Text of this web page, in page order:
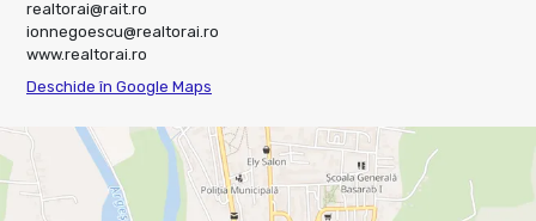
realtorai@rait.ro
ionnegoescu@realtorai.ro
www.realtorai.ro
Deschide în Google Maps